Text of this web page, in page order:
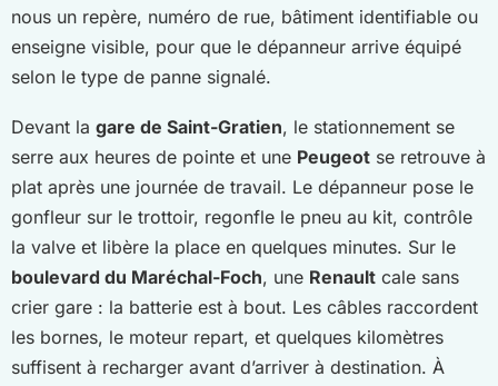
nous un repère, numéro de rue, bâtiment identifiable ou
enseigne visible, pour que le dépanneur arrive équipé
selon le type de panne signalé.
Devant la gare de Saint-Gratien, le stationnement se
serre aux heures de pointe et une Peugeot se retrouve à
plat après une journée de travail. Le dépanneur pose le
gonfleur sur le trottoir, regonfle le pneu au kit, contrôle
la valve et libère la place en quelques minutes. Sur le
boulevard du Maréchal-Foch, une Renault cale sans
crier gare : la batterie est à bout. Les câbles raccordent
les bornes, le moteur repart, et quelques kilomètres
suffisent à recharger avant d’arriver à destination. À